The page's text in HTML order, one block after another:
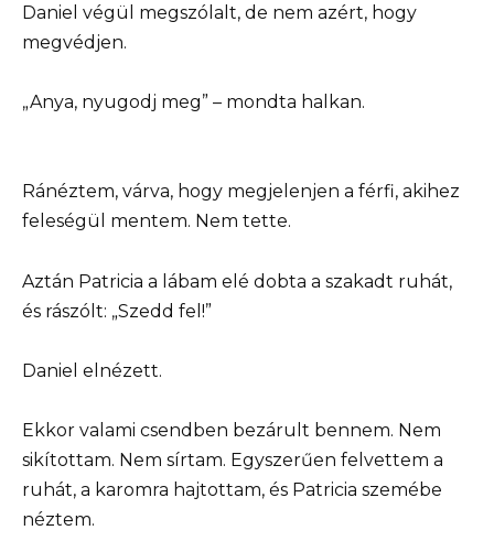
Daniel végül megszólalt, de nem azért, hogy
megvédjen.
„Anya, nyugodj meg” – mondta halkan.
Ránéztem, várva, hogy megjelenjen a férfi, akihez
feleségül mentem. Nem tette.
Aztán Patricia a lábam elé dobta a szakadt ruhát,
és rászólt: „Szedd fel!”
Daniel elnézett.
Ekkor valami csendben bezárult bennem. Nem
sikítottam. Nem sírtam. Egyszerűen felvettem a
ruhát, a karomra hajtottam, és Patricia szemébe
néztem.